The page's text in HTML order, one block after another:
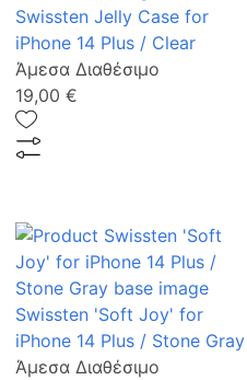
Swissten Jelly Case for
iPhone 14 Plus / Clear
Άμεσα Διαθέσιμο
19,00 €
Swissten 'Soft Joy' for
iPhone 14 Plus / Stone Gray
Άμεσα Διαθέσιμο